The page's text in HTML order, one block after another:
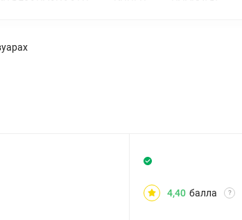
4,40 балла ?